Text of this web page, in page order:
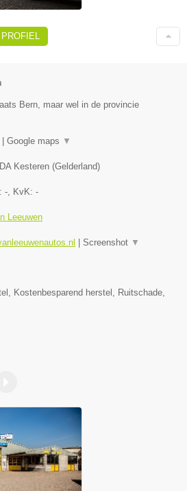
Bern, maar wel in de provincie
Google maps ▼
Kesteren (Gelderland)
- , KvK: -
Leeuwen
Screenshot ▼
Kostenbesparend herstel, Ruitschade,